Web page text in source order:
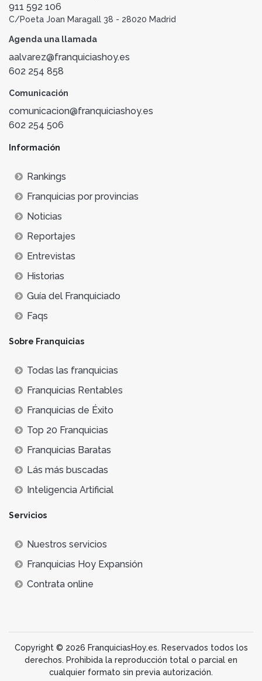
911 592 106
C/Poeta Joan Maragall 38 - 28020 Madrid
Agenda una llamada
aalvarez@franquiciashoy.es
602 254 858
Comunicación
comunicacion@franquiciashoy.es
602 254 506
Información
Rankings
Franquicias por provincias
Noticias
Reportajes
Entrevistas
Historias
Guía del Franquiciado
Faqs
Sobre Franquicias
Todas las franquicias
Franquicias Rentables
Franquicias de Éxito
Top 20 Franquicias
Franquicias Baratas
Lás más buscadas
Inteligencia Artificial
Servicios
Nuestros servicios
Franquicias Hoy Expansión
Contrata online
Copyright © 2026 FranquiciasHoy.es. Reservados todos los
derechos. Prohibida la reproducción total o parcial en
cualquier formato sin previa autorización.